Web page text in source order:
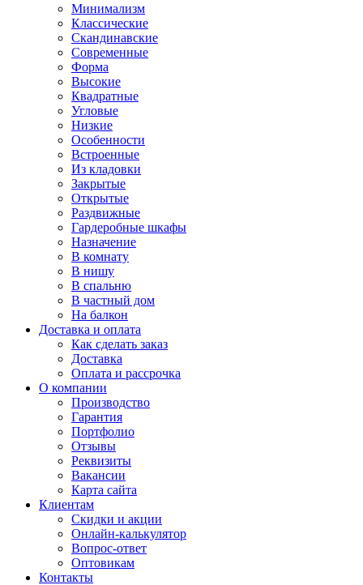
Минимализм
Классические
Скандинавские
Современные
Форма
Высокие
Квадратные
Угловые
Низкие
Особенности
Встроенные
Из кладовки
Закрытые
Открытые
Раздвижные
Гардеробные шкафы
Назначение
В комнату
В нишу
В спальню
В частный дом
На балкон
Доставка и оплата
Как сделать заказ
Доставка
Оплата и рассрочка
О компании
Производство
Гарантия
Портфолио
Отзывы
Реквизиты
Вакансии
Карта сайта
Клиентам
Скидки и акции
Онлайн-калькулятор
Вопрос-ответ
Оптовикам
Контакты